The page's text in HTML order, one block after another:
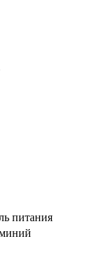
питания